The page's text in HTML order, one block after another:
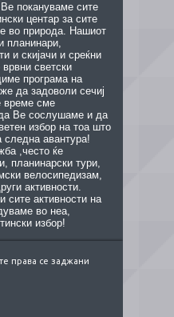
покануваме сите
центар за сите
во природа. Нашиот
планинари,
и скијачи и среќни
светски
програма на
да задоволи сечиј
време сме
Ве сослушаме и да
избор на тоа што
следна авантура!
,често ќе
планинарски тури,
велосипедизам,
активности.
сите активности на
во неа,
избор!
права се заджани